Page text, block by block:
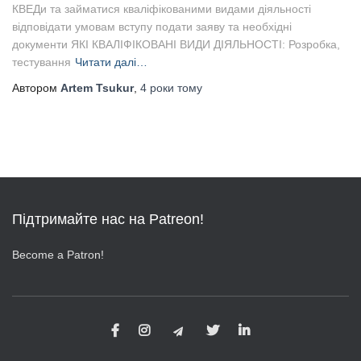
КВЕДи та займатися кваліфікованими видами діяльності
відповідати умовам вступу подати заяву та необхідні
документи ЯКІ КВАЛІФІКОВАНІ ВИДИ ДІЯЛЬНОСТІ: Розробка,
тестування Читати далі…
Автором Artem Tsukur, 4 роки тому
Підтримайте нас на Patreon!
Become a Patron!